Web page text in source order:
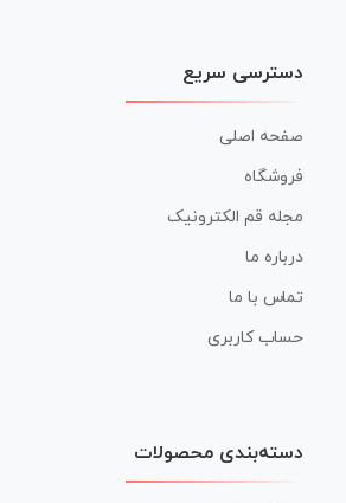
دسترسی سریع
صفحه اصلی
فروشگاه
مجله قم الکترونیک
درباره ما
تماس با ما
حساب کاربری
دسته‌بندی محصولات